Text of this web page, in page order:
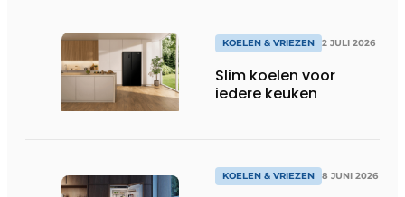
KOELEN & VRIEZEN 2 JULI 2026
Slim koelen voor
iedere keuken
KOELEN & VRIEZEN 8 JUNI 2026